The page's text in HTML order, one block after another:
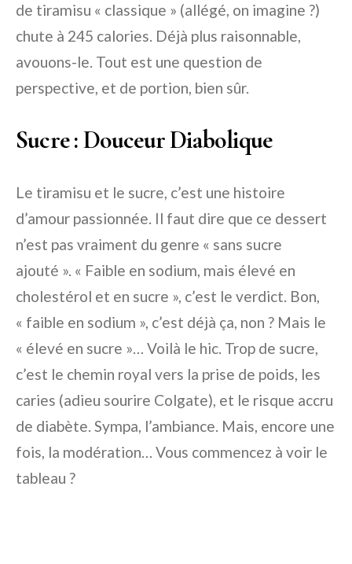
de tiramisu « classique » (allégé, on imagine ?)
chute à 245 calories. Déjà plus raisonnable,
avouons-le. Tout est une question de
perspective, et de portion, bien sûr.
Sucre : Douceur Diabolique
Le tiramisu et le sucre, c’est une histoire
d’amour passionnée. Il faut dire que ce dessert
n’est pas vraiment du genre « sans sucre
ajouté ». « Faible en sodium, mais élevé en
cholestérol et en sucre », c’est le verdict. Bon,
« faible en sodium », c’est déjà ça, non ? Mais le
« élevé en sucre »… Voilà le hic. Trop de sucre,
c’est le chemin royal vers la prise de poids, les
caries (adieu sourire Colgate), et le risque accru
de diabète. Sympa, l’ambiance. Mais, encore une
fois, la modération… Vous commencez à voir le
tableau ?